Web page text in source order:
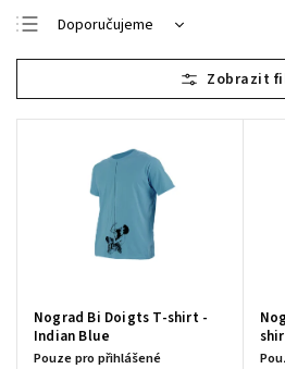
Doporučujeme
Nejlevnější
Nejdražší
Abecedně
Nograd Bi Doigts T-shirt -
Indian Blue
Pouze pro přihlášené